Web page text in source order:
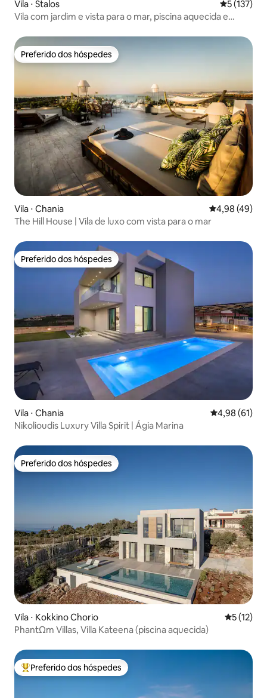
Vila ⋅ Stalos 5 de uma
5 (137)
Vila com jardim e vista para o mar, piscina aquecida e
Preferido dos hóspedes
Preferido dos hóspedes
Vila ⋅ Chania 4,98 de uma
4,98 (49)
The Hill House | Vila de luxo com vista para o mar
Preferido dos hóspedes
Preferido dos hóspedes
Vila ⋅ Chania 4,98 de uma
4,98 (61)
Nikolioudis Luxury Villa Spirit | Ágia Marina
Preferido dos hóspedes
Preferido dos hóspedes
Vila ⋅ Kokkino Chorio 5 de uma
5 (12)
PhantΩm Villas, Villa Kateena (piscina aquecida)
Entre os melhores preferidos dos hóspedes
Preferido dos hóspedes